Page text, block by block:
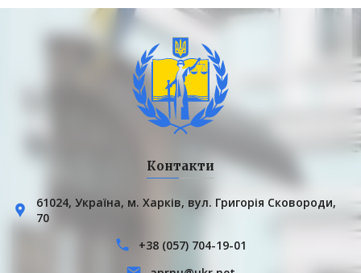
Контакти
61024, Українa, м. Харків, вул. Григорія Сковороди,
70
+38 (057) 704-19-01